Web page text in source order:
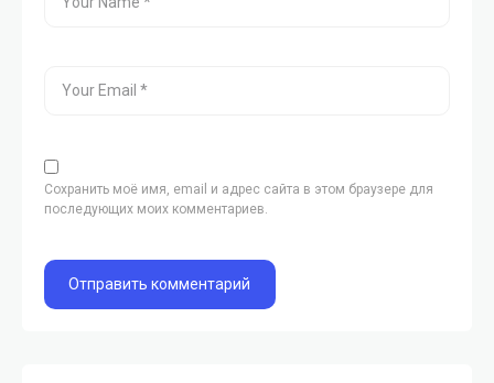
Сохранить моё имя, email и адрес сайта в этом браузере для
последующих моих комментариев.